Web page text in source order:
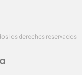
los derechos reservados